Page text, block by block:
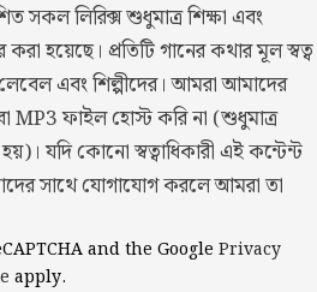
সকল লিরিক্স শুধুমাত্র শিক্ষা এবং
হয়েছে। প্রতিটি গানের কথার মূল স্বত্ব
এবং শিল্পীদের। আমরা আমাদের
MP3 ফাইল হোস্ট করি না (শুধুমাত্র
যদি কোনো স্বত্বাধিকারী এই কন্টেন্ট
সাথে যোগাযোগ করলে আমরা তা
and the Google Privacy
apply.